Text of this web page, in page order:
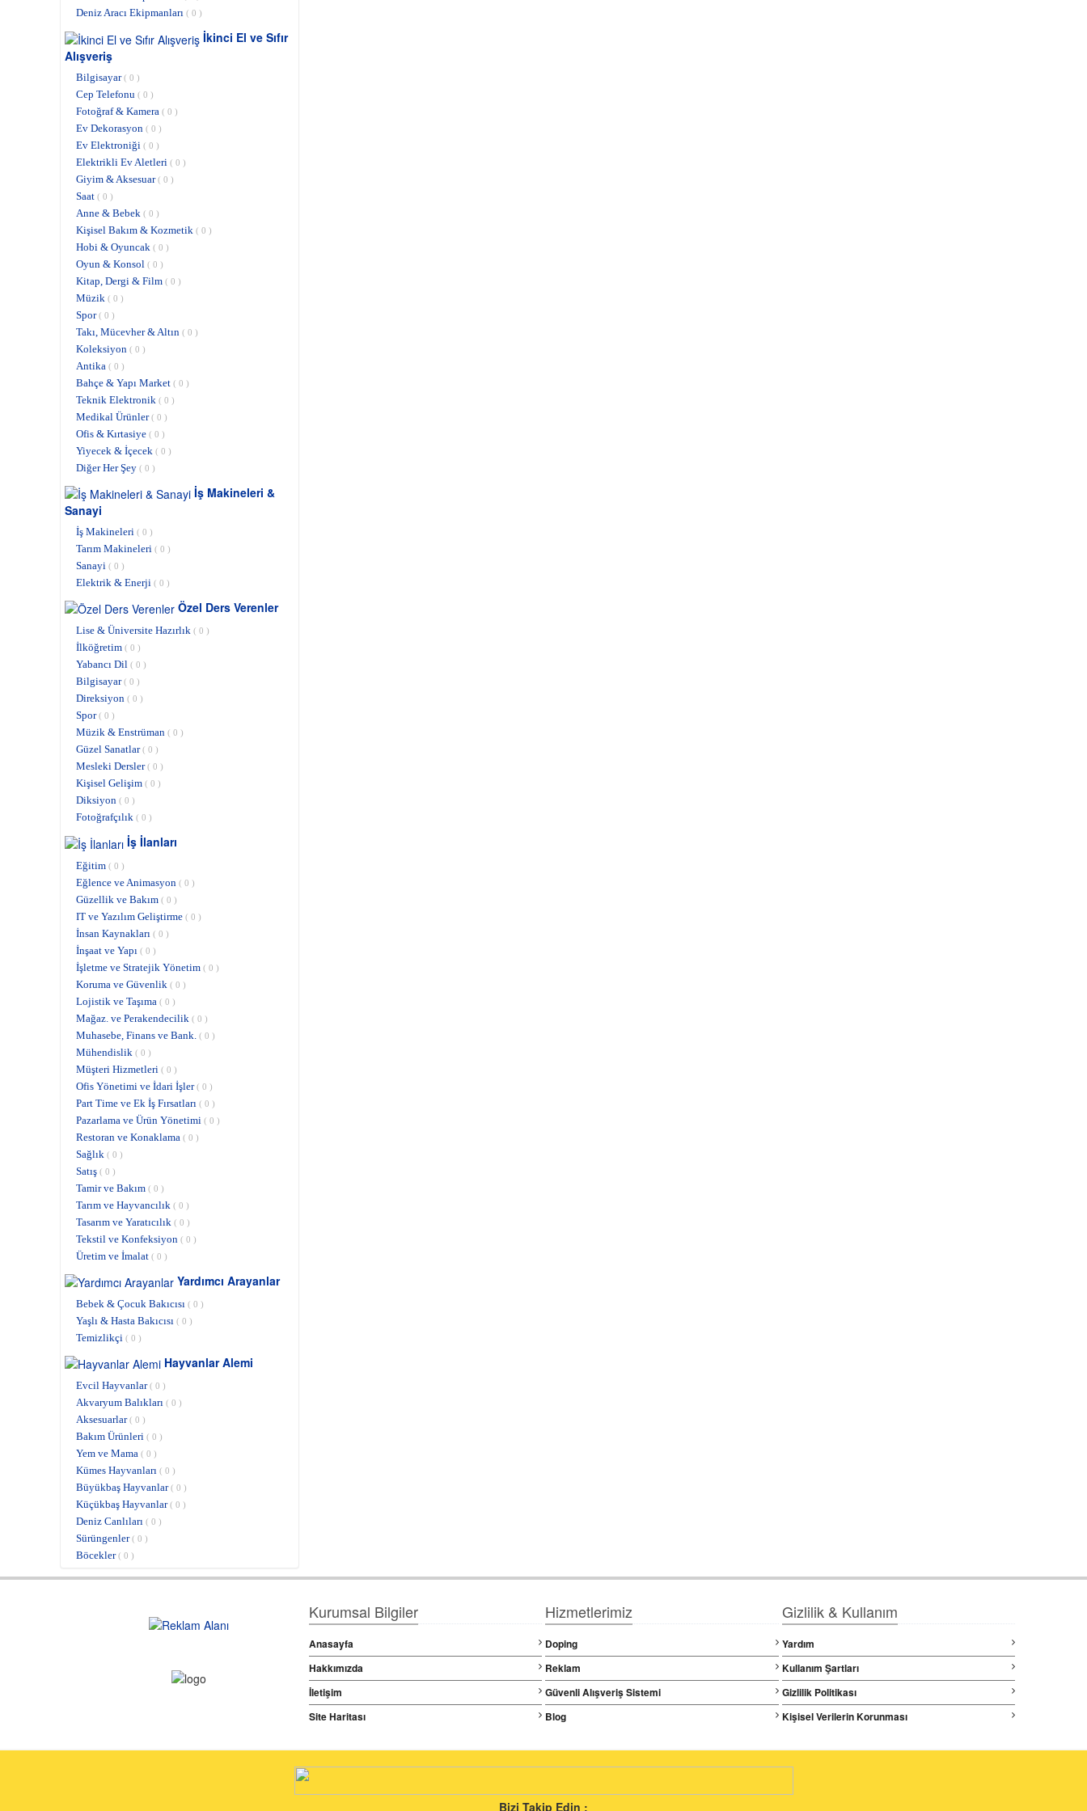
Deniz Aracı Ekipmanları ( 0 )
İkinci El ve Sıfır
Alışveriş
Bilgisayar( 0 )
Cep Telefonu ( 0 )
Fotoğraf & Kamera ( 0 )
Ev Dekorasyon ( 0 )
Ev Elektroniği ( 0 )
Elektrikli Ev Aletleri ( 0 )
Giyim & Aksesuar( 0 )
Saat ( 0 )
Anne & Bebek ( 0 )
Kişisel Bakım & Kozmetik ( 0 )
Hobi & Oyuncak ( 0 )
Oyun & Konsol ( 0 )
Kitap, Dergi & Film ( 0 )
Müzik ( 0 )
Spor( 0 )
Takı, Mücevher & Altın ( 0 )
Koleksiyon ( 0 )
Antika ( 0 )
Bahçe & Yapı Market ( 0 )
Teknik Elektronik ( 0 )
Medikal Ürünler( 0 )
Ofis & Kırtasiye ( 0 )
Yiyecek & İçecek ( 0 )
Diğer Her Şey ( 0 )
İş Makineleri &
Sanayi
İş Makineleri ( 0 )
Tarım Makineleri ( 0 )
Sanayi ( 0 )
Elektrik & Enerji ( 0 )
Özel Ders Verenler
Lise & Üniversite Hazırlık ( 0 )
İlköğretim ( 0 )
Yabancı Dil ( 0 )
Bilgisayar( 0 )
Direksiyon ( 0 )
Spor( 0 )
Müzik & Enstrüman ( 0 )
Güzel Sanatlar( 0 )
Mesleki Dersler( 0 )
Kişisel Gelişim ( 0 )
Diksiyon ( 0 )
Fotoğrafçılık ( 0 )
İş İlanları
Eğitim ( 0 )
Eğlence ve Animasyon ( 0 )
Güzellik ve Bakım ( 0 )
IT ve Yazılım Geliştirme ( 0 )
İnsan Kaynakları ( 0 )
İnşaat ve Yapı ( 0 )
İşletme ve Stratejik Yönetim ( 0 )
Koruma ve Güvenlik ( 0 )
Lojistik ve Taşıma ( 0 )
Mağaz. ve Perakendecilik ( 0 )
Muhasebe, Finans ve Bank. ( 0 )
Mühendislik ( 0 )
Müşteri Hizmetleri ( 0 )
Ofis Yönetimi ve İdari İşler( 0 )
Part Time ve Ek İş Fırsatları ( 0 )
Pazarlama ve Ürün Yönetimi ( 0 )
Restoran ve Konaklama ( 0 )
Sağlık ( 0 )
Satış ( 0 )
Tamir ve Bakım ( 0 )
Tarım ve Hayvancılık ( 0 )
Tasarım ve Yaratıcılık ( 0 )
Tekstil ve Konfeksiyon ( 0 )
Üretim ve İmalat ( 0 )
Yardımcı Arayanlar
Bebek & Çocuk Bakıcısı ( 0 )
Yaşlı & Hasta Bakıcısı ( 0 )
Temizlikçi ( 0 )
Hayvanlar Alemi
Evcil Hayvanlar( 0 )
Akvaryum Balıkları ( 0 )
Aksesuarlar( 0 )
Bakım Ürünleri ( 0 )
Yem ve Mama ( 0 )
Kümes Hayvanları ( 0 )
Büyükbaş Hayvanlar( 0 )
Küçükbaş Hayvanlar( 0 )
Deniz Canlıları ( 0 )
Sürüngenler( 0 )
Böcekler( 0 )
Kurumsal Bilgiler
Anasayfa
Hakkımızda
İletişim
Site Haritası
Hizmetlerimiz
Doping
Reklam
Güvenli Alışveriş Sistemi
Blog
Gizlilik & Kullanım
Yardım
Kullanım Şartları
Gizlilik Politikası
Kişisel Verilerin Korunması
Bizi Takip Edin ;